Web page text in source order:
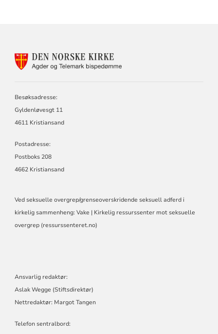
FOR
Besøksadresse:
Gyldenløvesgt 11
4611 Kristiansand
Postadresse:
Postboks 208
4662 Kristiansand
Ved seksuelle overgrep/grenseoverskridende seksuell adferd i
kirkelig sammenheng: Vake | Kirkelig ressurssenter mot seksuelle
overgrep (ressurssenteret.no)
Ansvarlig redaktør:
Aslak Wegge (Stiftsdirektør)
Nettredaktør: Margot Tangen
Telefon sentralbord: